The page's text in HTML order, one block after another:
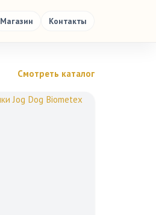
Магазин Контакты
Смотреть каталог